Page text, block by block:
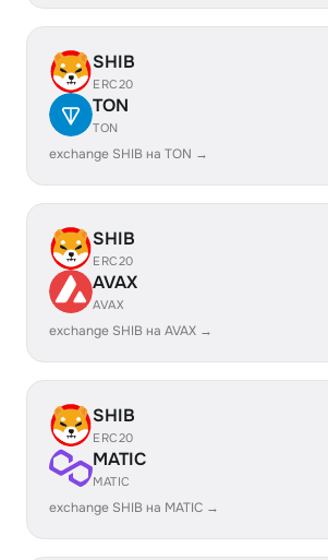
SHIB
ERC20
TON
TON
exchange SHIB на TON →
SHIB
ERC20
AVAX
AVAX
exchange SHIB на AVAX →
SHIB
ERC20
MATIC
MATIC
exchange SHIB на MATIC →